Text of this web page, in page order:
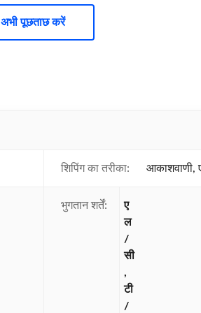
अभी पूछताछ करें
शिपिंग का तरीका: आकाशवाणी,
भुगतान शर्तें:
ए
ल
/
सी
,
टी
/